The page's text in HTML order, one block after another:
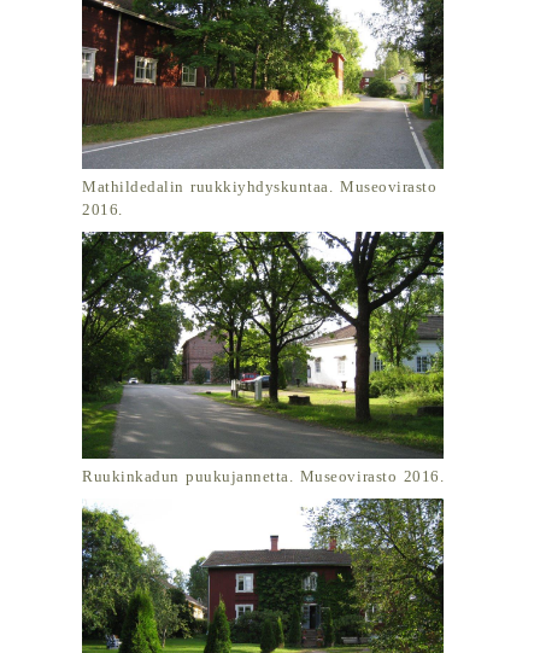
Mathildedalin ruukkiyhdyskuntaa. Museovirasto
2016.
Ruukinkadun puukujannetta. Museovirasto 2016.